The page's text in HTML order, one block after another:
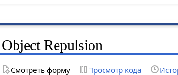
Repulsion
Смотреть форму Просмотр кода